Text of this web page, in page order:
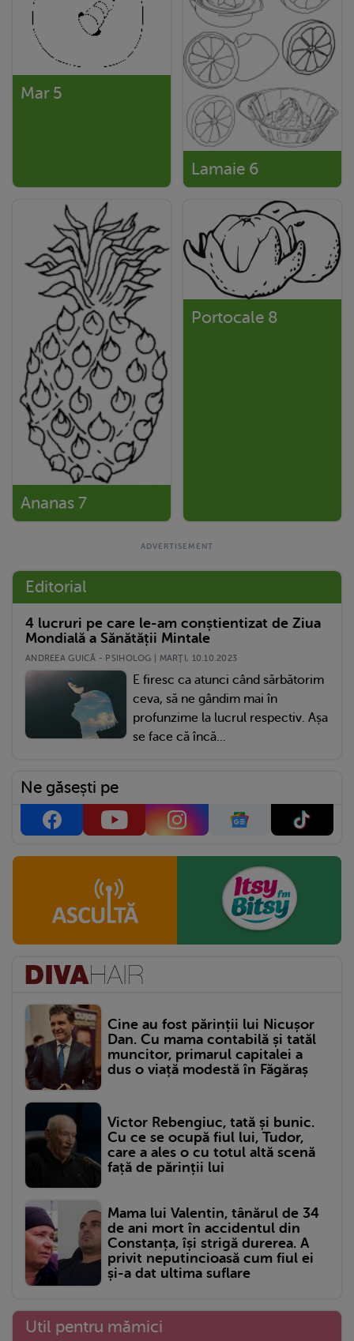
Mar 5
Lamaie 6
Ananas 7
Portocale 8
Editorial
4 lucruri pe care le-am conștientizat de Ziua
Mondială a Sănătății Mintale
ANDREEA GUICĂ - PSIHOLOG | MARŢI, 10.10.2023
E firesc ca atunci când sărbătorim
ceva, să ne gândim mai în
profunzime la lucrul respectiv. Așa
se face că încă...
Ne găsești pe
Cine au fost părinții lui Nicușor
Dan. Cu mama contabilă și tatăl
muncitor, primarul capitalei a
dus o viață modestă în Făgăraș
Victor Rebengiuc, tată și bunic.
Cu ce se ocupă fiul lui, Tudor,
care a ales o cu totul altă scenă
față de părinții lui
Mama lui Valentin, tânărul de 34
de ani mort în accidentul din
Constanța, își strigă durerea. A
privit neputincioasă cum fiul ei
și-a dat ultima suflare
Util pentru mămici